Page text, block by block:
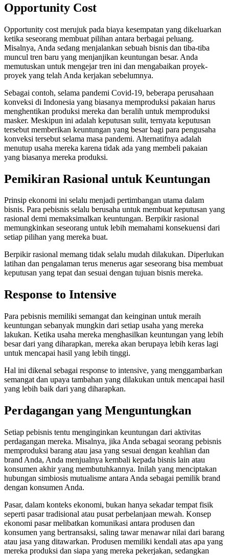
Opportunity Cost
Opportunity cost merujuk pada biaya kesempatan yang dikeluarkan
ketika seseorang membuat pilihan antara berbagai peluang.
Misalnya, Anda sedang menjalankan sebuah bisnis dan tiba-tiba
muncul tren baru yang menjanjikan keuntungan besar. Anda
memutuskan untuk mengejar tren ini dan mengabaikan proyek-
proyek yang telah Anda kerjakan sebelumnya.
Sebagai contoh, selama pandemi Covid-19, beberapa perusahaan
konveksi di Indonesia yang biasanya memproduksi pakaian harus
menghentikan produksi mereka dan beralih untuk memproduksi
masker. Meskipun ini adalah keputusan sulit, ternyata keputusan
tersebut memberikan keuntungan yang besar bagi para pengusaha
konveksi tersebut selama masa pandemi. Alternatifnya adalah
menutup usaha mereka karena tidak ada yang membeli pakaian
yang biasanya mereka produksi.
Pemikiran Rasional untuk Keuntungan
Prinsip ekonomi ini selalu menjadi pertimbangan utama dalam
bisnis. Para pebisnis selalu berusaha untuk membuat keputusan yang
rasional demi memaksimalkan keuntungan. Berpikir rasional
memungkinkan seseorang untuk lebih memahami konsekuensi dari
setiap pilihan yang mereka buat.
Berpikir rasional memang tidak selalu mudah dilakukan. Diperlukan
latihan dan pengalaman terus menerus agar seseorang bisa membuat
keputusan yang tepat dan sesuai dengan tujuan bisnis mereka.
Response to Intensive
Para pebisnis memiliki semangat dan keinginan untuk meraih
keuntungan sebanyak mungkin dari setiap usaha yang mereka
lakukan. Ketika usaha mereka menghasilkan keuntungan yang lebih
besar dari yang diharapkan, mereka akan berupaya lebih keras lagi
untuk mencapai hasil yang lebih tinggi.
Hal ini dikenal sebagai response to intensive, yang menggambarkan
semangat dan upaya tambahan yang dilakukan untuk mencapai hasil
yang lebih baik dari yang diharapkan.
Perdagangan yang Menguntungkan
Setiap pebisnis tentu menginginkan keuntungan dari aktivitas
perdagangan mereka. Misalnya, jika Anda sebagai seorang pebisnis
memproduksi barang atau jasa yang sesuai dengan keahlian dan
brand Anda, Anda menjualnya kembali kepada bisnis lain atau
konsumen akhir yang membutuhkannya. Inilah yang menciptakan
hubungan simbiosis mutualisme antara Anda sebagai pemilik brand
dengan konsumen Anda.
Pasar, dalam konteks ekonomi, bukan hanya sekadar tempat fisik
seperti pasar tradisional atau pusat perbelanjaan mewah. Konsep
ekonomi pasar melibatkan komunikasi antara produsen dan
konsumen yang bertransaksi, saling tawar menawar nilai dari barang
atau jasa yang ditawarkan. Produsen memiliki kendali atas apa yang
mereka produksi dan siapa yang mereka pekerjakan, sedangkan